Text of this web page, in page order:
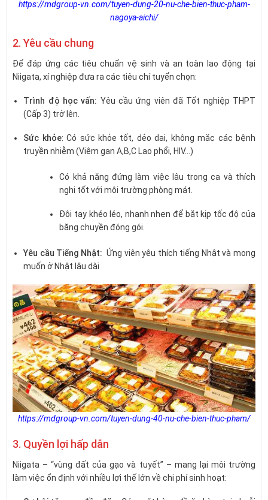
https://mdgroup-vn.com/tuyen-dung-20-nu-che-bien-thuc-pham-
nagoya-aichi/
2. Yêu cầu chung
Để đáp ứng các tiêu chuẩn vệ sinh và an toàn lao động tại
Niigata, xí nghiệp đưa ra các tiêu chí tuyển chọn:
Trình độ học vấn: Yêu cầu ứng viên đã Tốt nghiệp THPT
(Cấp 3) trở lên.
Sức khỏe: Có sức khỏe tốt, dẻo dai, không mắc các bệnh
truyền nhiễm (Viêm gan A,B,C Lao phổi, HIV…)
Có khả năng đứng làm việc lâu trong ca và thích
nghi tốt với môi trường phòng mát.
Đôi tay khéo léo, nhanh nhẹn để bắt kịp tốc độ của
băng chuyền đóng gói.
Yêu cầu Tiếng Nhật: Ứng viên yêu thích tiếng Nhật và mong
muốn ở Nhật lâu dài
https://mdgroup-vn.com/tuyen-dung-40-nu-che-bien-thuc-pham/
3. Quyền lợi hấp dẫn
Niigata – “vùng đất của gạo và tuyết” – mang lại môi trường
làm việc ổn định với nhiều lợi thế lớn về chi phí sinh hoạt: